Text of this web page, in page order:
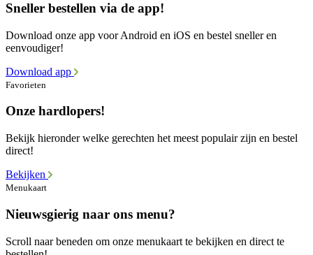
Sneller bestellen via de app!
Download onze app voor Android en iOS en bestel sneller en
eenvoudiger!
Download app
Favorieten
Onze hardlopers!
Bekijk hieronder welke gerechten het meest populair zijn en bestel
direct!
Bekijken
Menukaart
Nieuwsgierig naar ons menu?
Scroll naar beneden om onze menukaart te bekijken en direct te